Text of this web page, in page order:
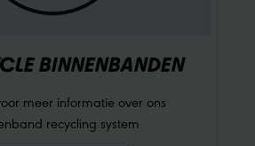
BINNENBANDEN
meer informatie over ons
recycling system